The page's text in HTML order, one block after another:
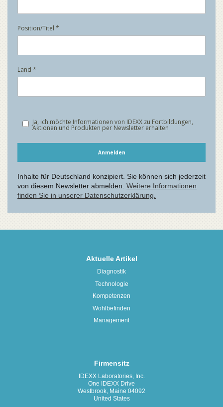
Aktuelle Artikel
Diagnostik
Technologie
Kompetenzen
Wohlbefinden
Management
Firmensitz
IDEXX Laboratories, Inc.
One IDEXX Drive
Westbrook, Maine 04092
United States